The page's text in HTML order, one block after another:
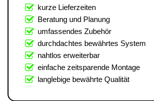
kurze Lieferzeiten
Beratung und Planung
umfassendes Zubehör
durchdachtes bewährtes System
nahtlos erweiterbar
einfache zeitsparende Montage
langlebige bewährte Qualität